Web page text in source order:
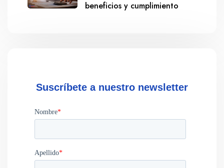
beneficios y cumplimiento
Suscríbete a nuestro newsletter